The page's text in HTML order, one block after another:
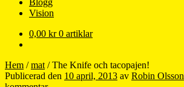
Blogg
Vision
0,00 kr 0 artiklar
Hem /mat /The Knife och tacopajen!
Publicerad den 10 april, 2013 av Robin Olsson